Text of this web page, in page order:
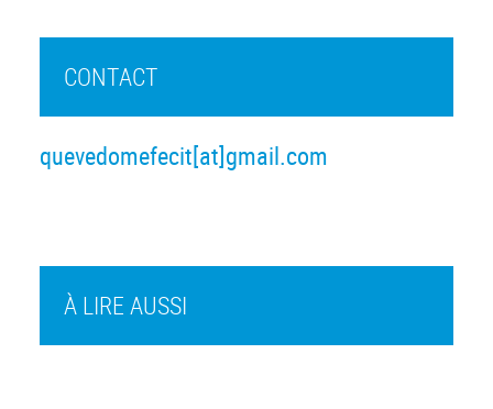
À LIRE AUSSI
CONTACT
quevedomefecit[at]gmail.com